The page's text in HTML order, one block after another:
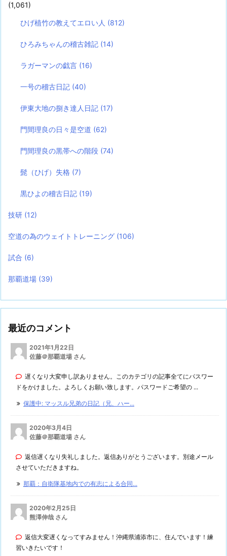
(1,061)
ひげ植竹の教えてエロい人 (812)
ひろみちゃんの稽古雑記 (14)
ラガーマンの戯言 (16)
一号の稽古日記 (40)
伊東大地の捌き達人日記 (17)
門間理良の日々是空道 (62)
門間理良の黒帯への階段 (74)
髭（ひげ）失格 (7)
黒ひよの稽古日記 (19)
技研 (12)
空道の為のウェイトトレーニング (106)
試合 (6)
那覇道場 (39)
最近のコメント
2021年1月22日
佐藤＠那覇道場 さん
遅くなり大変申し訳ありません。このカテゴリの記事全てにパスワー
ドをかけました。よろしくお願い致します。パスワードご希望の ...
保護中: マッスル兄弟の日記（兄、ハー...
2020年3月4日
佐藤＠那覇道場 さん
返信遅くなり失礼しました。返信ありがとうございます。別途メール
させていただきますね。
那覇：自衛隊基地内での有志による合同...
2020年2月25日
熊澤伸哉 さん
返信大変遅くなってすみません！沖縄県浦添市に、住んでいます！練
習いきたいです！